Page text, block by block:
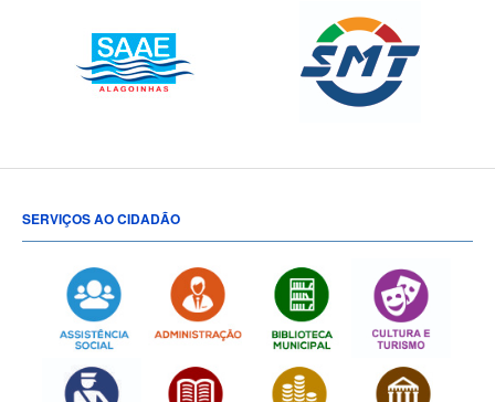
SERVIÇOS AO CIDADÃO